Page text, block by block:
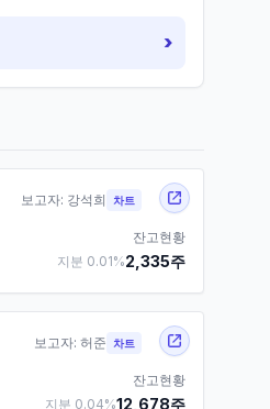
›
보고자: 강석희 차트
잔고현황
지분 0.01%2,335주
보고자: 허준 차트
잔고현황
지분 0.04%12,678주